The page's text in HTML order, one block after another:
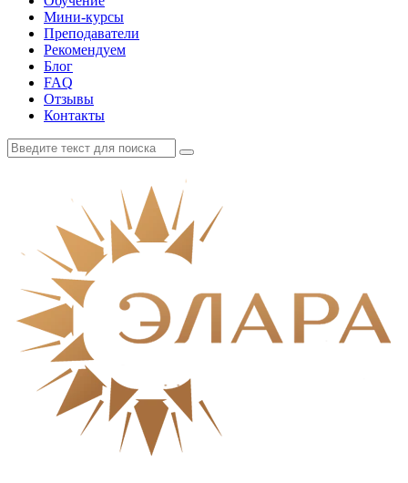
Мини-курсы
Преподаватели
Рекомендуем
Блог
FAQ
Отзывы
Контакты